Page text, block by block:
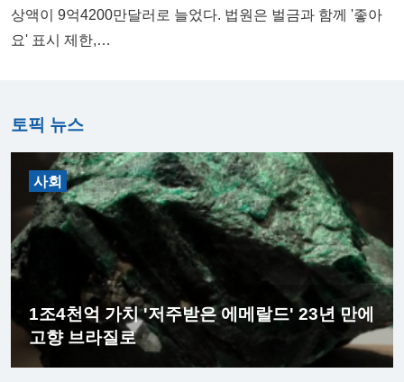
상액이 9억4200만달러로 늘었다. 법원은 벌금과 함께 '좋아
요' 표시 제한,…
토픽 뉴스
사회
1조4천억 가치 '저주받은 에메랄드' 23년 만에
고향 브라질로